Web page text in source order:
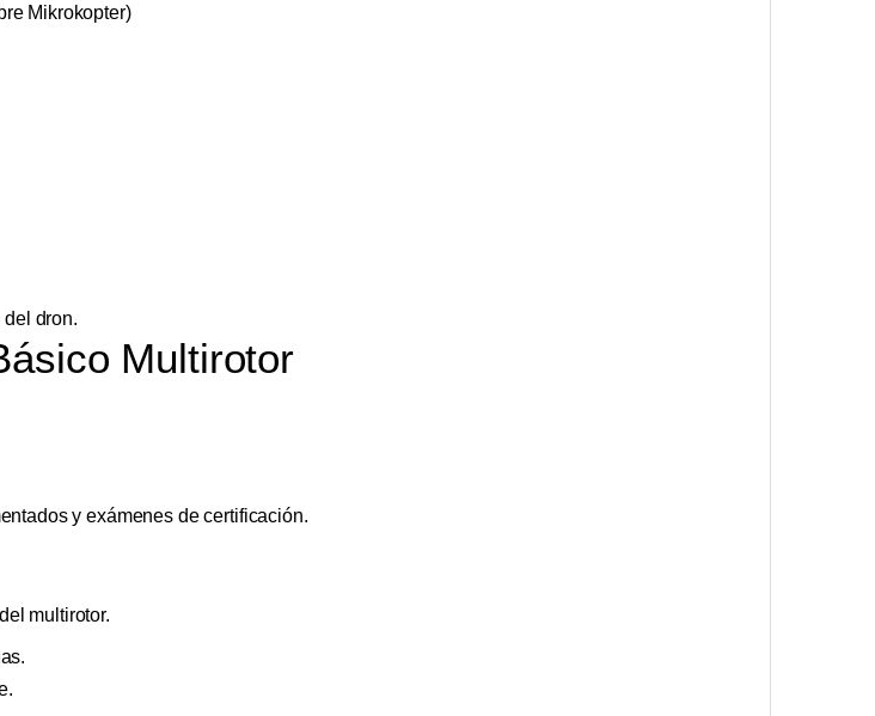
Mikrokopter)
dron.
Multirotor
y exámenes de certificación.
multirotor.